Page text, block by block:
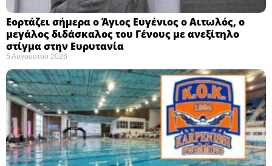
Εορτάζει σήμερα ο Άγιος Ευγένιος ο Αιτωλός, ο
μεγάλος διδάσκαλος του Γένους με ανεξίτηλο
στίγμα στην Ευρυτανία
5 Αυγούστου 2026